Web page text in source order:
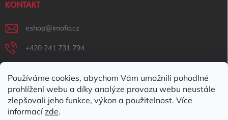
Používáme cookies, abychom Vám umožnili pohodlné
prohlížení webu a díky analýze provozu webu neustále
zlepšovali jeho funkce, výkon a použitelnost. Více
informacízde.
KONTAKT
eshop@imofa.cz
+420 241 731 794
IMOFA Facebook
imofa_s.r.o